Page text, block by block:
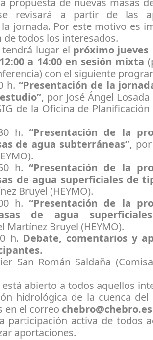
propuesta de nuevas masas
revisará a partir de las
jornada. Por este motivo es
de todos los interesados.
tendrá lugar el próximo jueves
a 14:00 en sesión mixta
con el siguiente
h. “Presentación de la
por José Ángel Losada
de la Oficina de
h.“Presentación de la
de agua subterráneas”,
h.“Presentación de la
de agua superficiales de
Bruyel (HEYMO).
h. “Presentación de la
de agua
Martínez Bruyel (HEYMO).
h. Debate, comentarios y
San Román Saldaña
abierto a todos aquellos
hidrológica de la cuenca del
en el correo chebro@chebro.es
participación activa de todos
aportaciones.